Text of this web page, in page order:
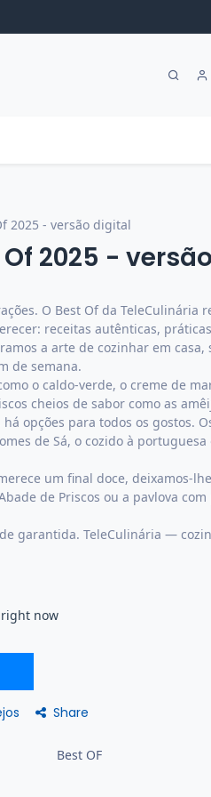
2025 - versão digital
2025 -
O Best Of da TeleCulinária
receitas autênticas,
a arte de cozinhar em
de semana.
o caldo-verde, o creme de
cheios de sabor como as
opções para todos os gostos.
de Sá, o cozido à
um final doce, deixamos-
de Priscos ou a pavlova
garantida. TeleCulinária —
now
Share
Best OF